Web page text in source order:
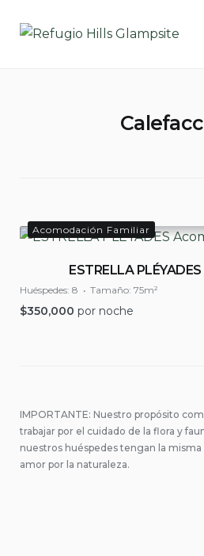
Acomodación Familiar
ESTRELLA
Huéspedes: 8 Tamaño: 75m²
$350,000 por noche
IMPORTANTE: Nuestro propósito
trabajar por el cuidado de la flora y
nuestros huéspedes tengan la
amor por la naturaleza.